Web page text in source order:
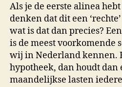
Als je de eerste alinea
denken dat dit een
wat is dat dan precies?
is de meest voorkomende
wij in Nederland kennen.
hypotheek, dan houdt
maandelijkse lasten